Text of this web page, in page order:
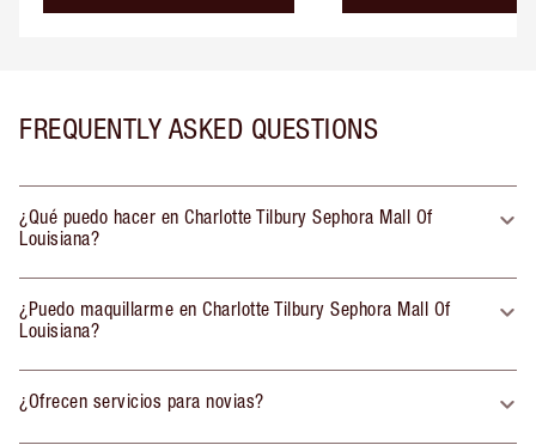
FREQUENTLY ASKED QUESTIONS
¿Qué puedo hacer en Charlotte Tilbury Sephora Mall Of
Louisiana?
¿Puedo maquillarme en Charlotte Tilbury Sephora Mall Of
Louisiana?
¿Ofrecen servicios para novias?